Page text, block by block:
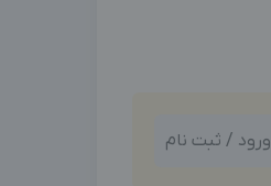
ورود / ثبت نام